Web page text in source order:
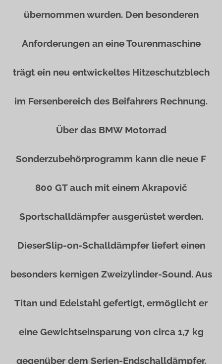
übernommen wurden. Den besonderen
Anforderungen an eine Tourenmaschine
trägt ein neu entwickeltes Hitzeschutzblech
im Fersenbereich des Beifahrers Rechnung.
Über das BMW Motorrad
Sonderzubehörprogramm kann die neue F
800 GT auch mit einem Akrapovič
Sportschalldämpfer ausgerüstet werden.
DieserSlip-on-Schalldämpfer liefert einen
besonders kernigen Zweizylinder-Sound. Aus
Titan und Edelstahl gefertigt, ermöglicht er
eine Gewichtseinsparung von circa 1,7 kg
gegenüber dem Serien-Endschalldämpfer.